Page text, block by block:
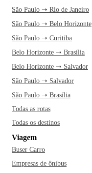
São Paulo ➝ Rio de Janeiro
São Paulo ➝ Belo Horizonte
São Paulo ➝ Curitiba
Belo Horizonte ➝ Brasília
Belo Horizonte ➝ Salvador
São Paulo ➝ Salvador
São Paulo ➝ Brasília
Todas as rotas
Todas os destinos
Viagem
Buser Carro
Empresas de ônibus